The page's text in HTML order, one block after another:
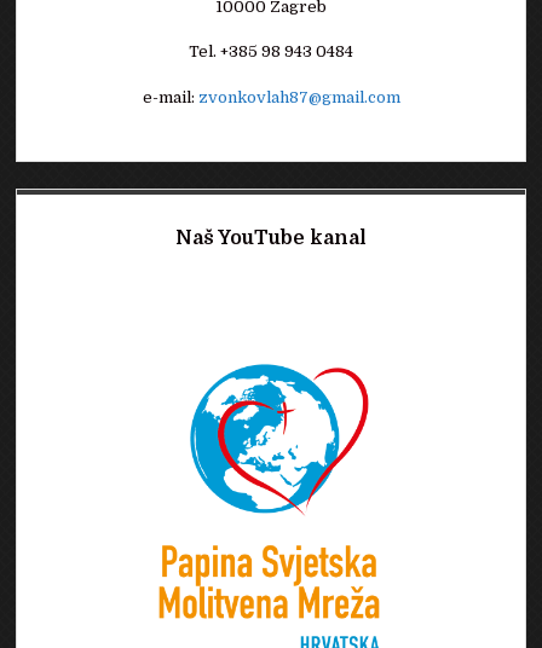
10000 Zagreb
Tel. +385 98 943 0484
e-mail: zvonkovlah87@gmail.com
Naš YouTube kanal